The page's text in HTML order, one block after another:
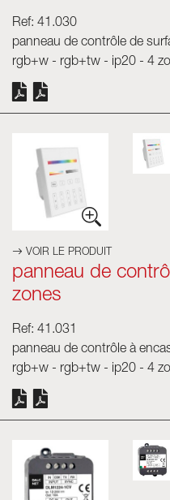
Ref: 41.030
panneau de contrôle de
rgb+w - rgb+tw - ip20 - 4
VOIR LE PRODUIT
panneau de
zones
Ref: 41.031
panneau de contrôle à
rgb+w - rgb+tw - ip20 - 4